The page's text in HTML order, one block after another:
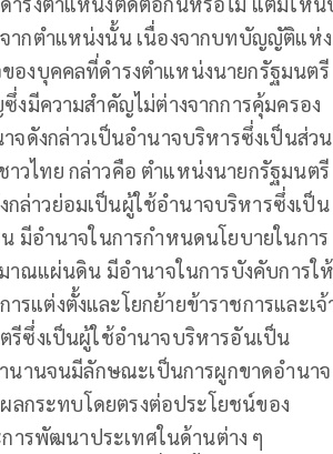
ากตำแหน่งนั้น เนื่องจากบทบัญญัติแห่ง
องบุคคลที่ดำรงตำแหน่งนายกรัฐมนตรี
มีความสำคัญไม่ต่างจากการคุ้มครอง
จดังกล่าวเป็นอำนาจบริหารซึ่งเป็นส่วน
วไทย กล่าวคือ ตำแหน่งนายกรัฐมนตรี
ล่าวย่อมเป็นผู้ใช้อำนาจบริหารซึ่งเป็น
มีอำนาจในการกำหนดนโยบายในการ
าณแผ่นดิน มีอำนาจในการบังคับการให้
แต่งตั้งและโยกย้ายข้าราชการและเจ้
รีซึ่งเป็นผู้ใช้อำนาจบริหารอันเป็น
นานจนมีลักษณะเป็นการผูกขาดอำนาจ
ลกระทบโดยตรงต่อประโยชน์ของ
ารพัฒนาประเทศในด้านต่าง ๆ